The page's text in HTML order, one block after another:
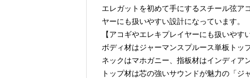
エレガットを初めて手にするスチール弦ア
ヤーにも扱いやすい設計になっています。
【アコギやエレキプレイヤーにも扱いやす
ボディ材はジャーマンスプルース単板トッ
ネックはマホガニー、指板材はインディア
トップ材は芯の強いサウンドが魅力の「